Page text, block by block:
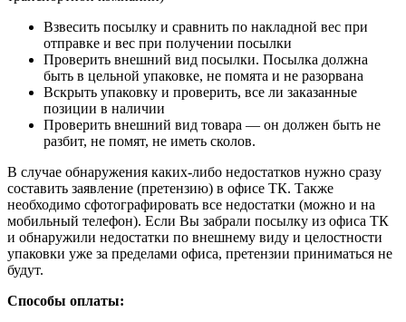
Взвесить посылку и сравнить по накладной вес при
отправке и вес при получении посылки
Проверить внешний вид посылки. Посылка должна
быть в цельной упаковке, не помята и не разорвана
Вскрыть упаковку и проверить, все ли заказанные
позиции в наличии
Проверить внешний вид товара — он должен быть не
разбит, не помят, не иметь сколов.
В случае обнаружения каких-либо недостатков нужно сразу
составить заявление (претензию) в офисе ТК. Также
необходимо сфотографировать все недостатки (можно и на
мобильный телефон). Если Вы забрали посылку из офиса ТК
и обнаружили недостатки по внешнему виду и целостности
упаковки уже за пределами офиса, претензии приниматься не
будут.
Способы оплаты: